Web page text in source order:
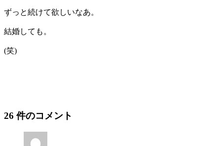
ずっと続けて欲しいなあ。
結婚しても。
(笑)
26 件のコメント